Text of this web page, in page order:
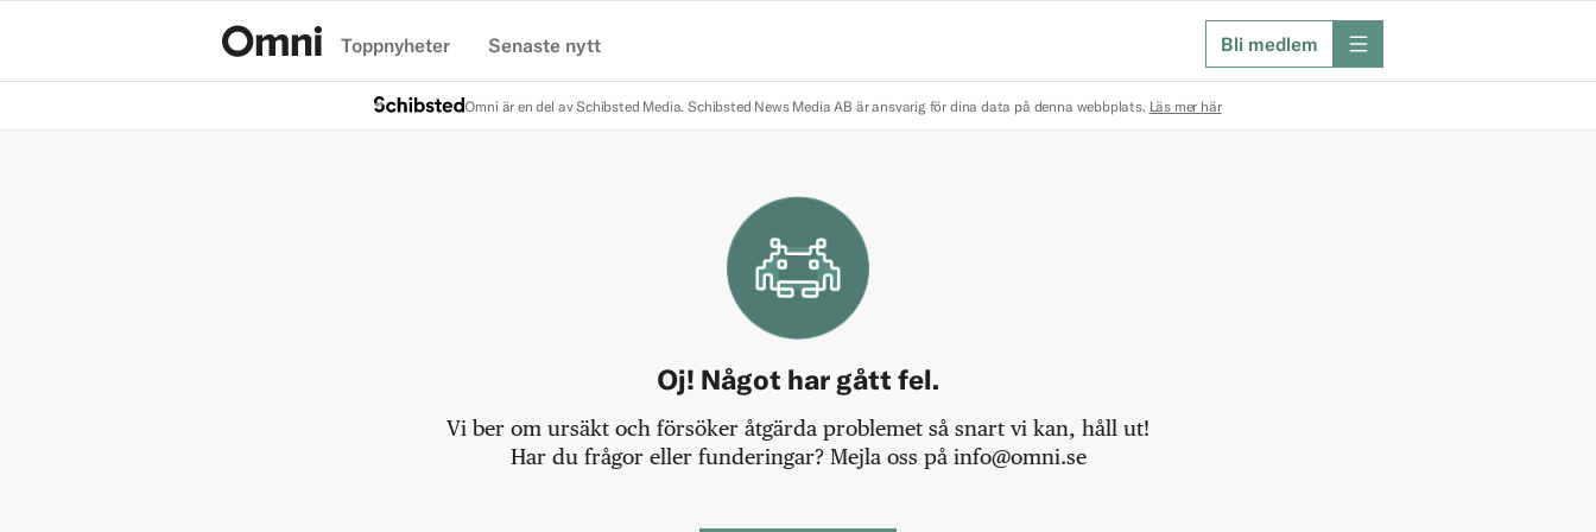
Toppnyheter Senaste nytt Bli medlem meny
Omni är en del av Schibsted Media. Schibsted News Media AB är ansvarig för dina data på denna webbplats. Läs mer här
Oj! Något har gått fel.
Vi ber om ursäkt och försöker åtgärda problemet så snart vi kan, håll ut!
Har du frågor eller funderingar? Mejla oss på info@omni.se